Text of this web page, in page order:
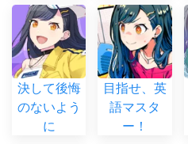
決して後悔
のないよう
に
目指せ、英
語マスタ
ー！